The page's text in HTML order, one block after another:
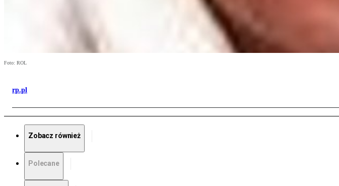
Foto: ROL
rp.pl
Zobacz również
Polecane